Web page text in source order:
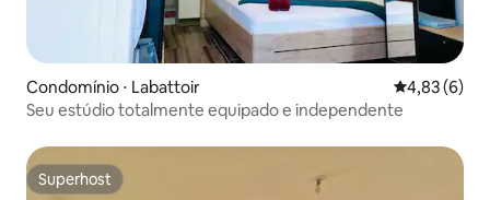
Condomínio ⋅ Labattoir 4,83 de uma
4,83 (6)
Seu estúdio totalmente equipado e independente
Superhost
Superhost